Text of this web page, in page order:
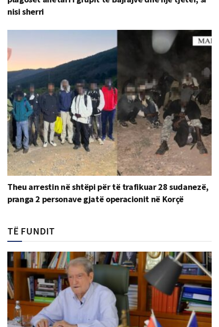
nisi sherri
Theu arrestin në shtëpi për të trafikuar 28 sudanezë,
pranga 2 personave gjatë operacionit në Korçë
TË FUNDIT